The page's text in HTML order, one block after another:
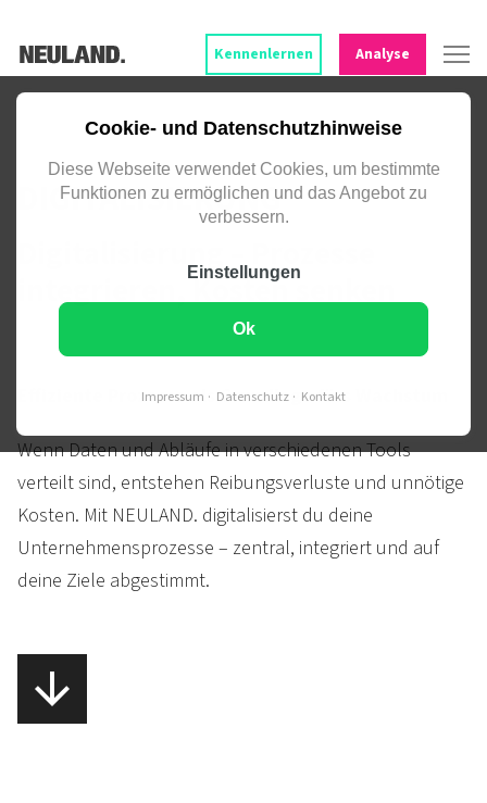
Cookie- und Datenschutzhinweise
Diese Webseite verwendet Cookies, um bestimmte
Funktionen zu ermöglichen und das Angebot zu
verbessern.
Einstellungen
Ok
Impressum Datenschutz Kontakt
Kennenlernen Analyse
DIGITALE PROZESSE – INTEGRIERT IN
DIGITALISIERUNG
Digitalisierung – Prozesse
integrieren, Kosten senken
Effiziente Prozesse als Grundlage fürs Wachstum
Wenn Daten und Abläufe in verschiedenen Tools
verteilt sind, entstehen Reibungs­verluste und unnötige
Kosten. Mit NEULAND. digitalisierst du deine
Unternehmens­prozesse – zentral, integriert und auf
deine Ziele abgestimmt.